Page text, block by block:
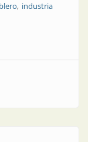
industria
y